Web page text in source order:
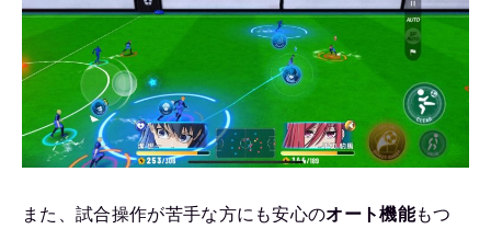
また、試合操作が苦手な方にも安心のオート機能もつ